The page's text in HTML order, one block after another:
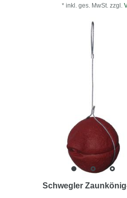
* inkl. ges. MwSt. zzgl.
Schwegler